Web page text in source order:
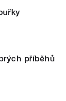
příběhů